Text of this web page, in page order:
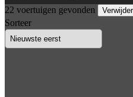
22 voertuigen gevonden
Sorteer